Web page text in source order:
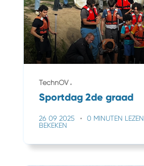
TechnOV
Sportdag 2de graad
26 09 2025 0 MINUTEN LEZEN
BEKEKEN